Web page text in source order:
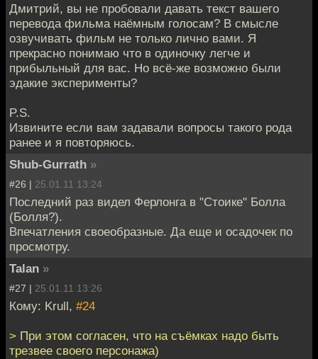
Дмитрий, вы не пробовали давать текст вашего
перевода фильма наёмным голосам? В смысле
озвучивать фильм не только лично вами. Я
прекрасно понимаю что в одиночку легче и
прибыльный для вас. Но всё-же возможно были
эдакие эксперименты?
P.S.
Извините если вам задавали вопросы такого рода
ранее и я повторяюсь.
Shub-Gurrath »
#26 | 25.01.11 13:24
Последний раз видел Ферлонга в "Стоике" Болла
(Болля?).
Впечатления своеобразные. Да еще и осадочек по
просмотру.
Talan »
#27 | 25.01.11 13:26
Кому: Krull, #24
> При этом согласен, что на съёмках надо быть
трезвее своего персонажа)